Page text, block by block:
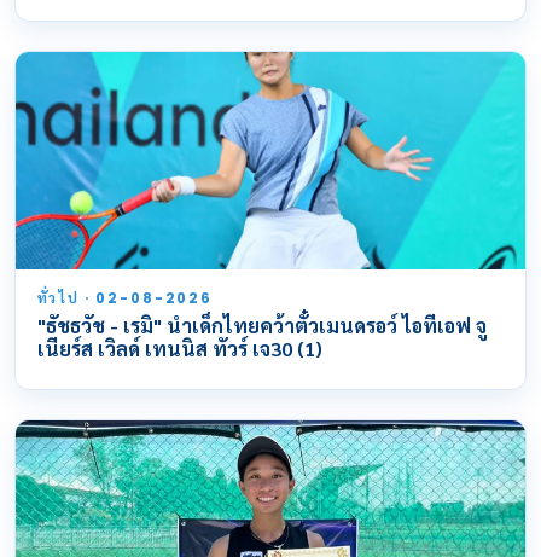
ทั่วไป · 02-08-2026
"ธัชธวัช - เรมิ" นำเด็กไทยคว้าตั๋วเมนดรอว์ ไอทีเอฟ จู
เนียร์ส เวิลด์ เทนนิส ทัวร์ เจ30 (1)